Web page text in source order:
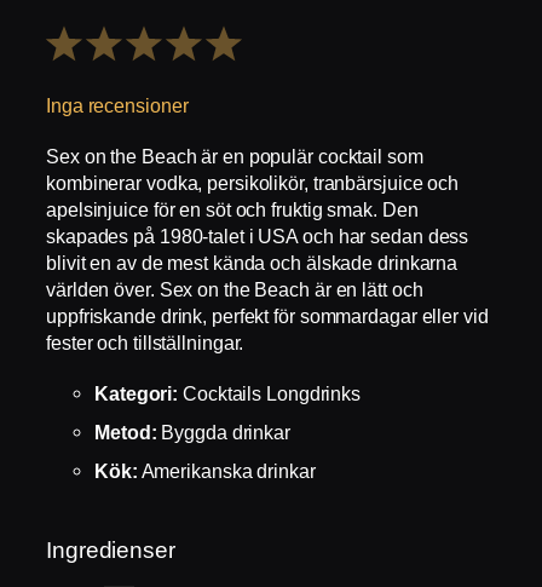
5
4
Stjärnor
3
Stjärnor
2
Stjärnor
1
Stjärna
Inga recensioner
Sex on the Beach är en populär cocktail som
kombinerar vodka, persikolikör, tranbärsjuice och
apelsinjuice för en söt och fruktig smak. Den
skapades på 1980-talet i USA och har sedan dess
blivit en av de mest kända och älskade drinkarna
världen över. Sex on the Beach är en lätt och
uppfriskande drink, perfekt för sommardagar eller vid
fester och tillställningar.
Kategori: Cocktails Longdrinks
Metod: Byggda drinkar
Kök: Amerikanska drinkar
Ingredienser